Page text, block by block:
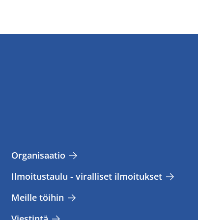
Or­ga­ni­saa­tio
Il­moi­tus­tau­lu - vi­ral­li­set il­moi­tuk­set
Meil­le töi­hin